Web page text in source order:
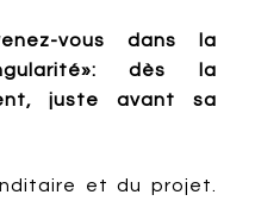
vous dans la
dès la
juste avant sa
et du projet.